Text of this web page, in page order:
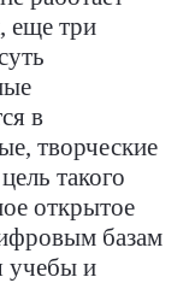
еще три
в
творческие
такого
открытое
базам
учебы и